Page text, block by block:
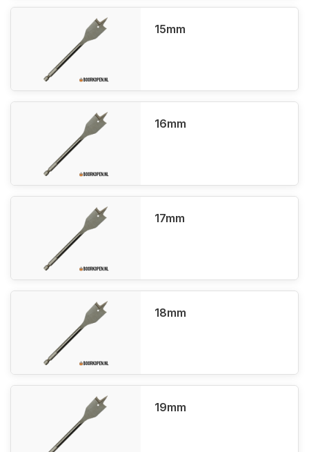
15mm
16mm
17mm
18mm
19mm